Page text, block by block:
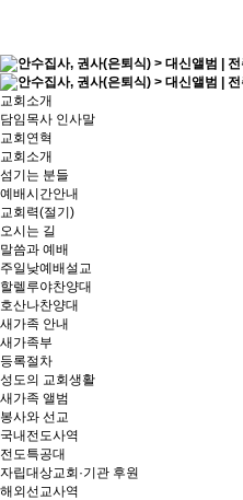
교회소개
담임목사 인사말
교회연혁
교회소개
섬기는 분들
예배시간안내
교회력(절기)
오시는 길
말씀과 예배
주일낮예배설교
할렐루야찬양대
호산나찬양대
새가족 안내
새가족부
등록절차
성도의 교회생활
새가족 앨범
봉사와 선교
국내전도사역
전도특공대
자립대상교회·기관 후원
해외선교사역